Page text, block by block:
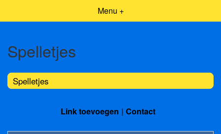
Menu +
Spelletjes
Spelletjes
Link toevoegen Contact